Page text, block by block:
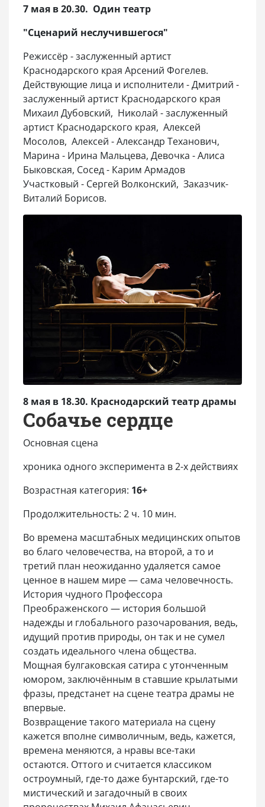
7 мая в 20.30. Один театр
"Сценарий неслучившегося"
Режиссёр - заслуженный артист
Краснодарского края Арсений Фогелев.
Действующие лица и исполнители - Дмитрий -
заслуженный артист Краснодарского края
Михаил Дубовский, Николай - заслуженный
артист Краснодарского края, Алексей
Мосолов, Алексей - Александр Теханович,
Марина - Ирина Мальцева, Девочка - Алиса
Быковская, Сосед - Карим Армадов
Участковый - Сергей Волконский, Заказчик-
Виталий Борисов.
8 мая в 18.30. Краснодарский театр драмы
Собачье сердце
Основная сцена
хроника одного эксперимента в 2-х действиях
Возрастная категория: 16+
Продолжительность: 2 ч. 10 мин.
Во времена масштабных медицинских опытов
во благо человечества, на второй, а то и
третий план неожиданно удаляется самое
ценное в нашем мире — сама человечность.
История чудного Профессора
Преображенского — история большой
надежды и глобального разочарования, ведь,
идущий против природы, он так и не сумел
создать идеального члена общества.
Мощная булгаковская сатира с утонченным
юмором, заключённым в ставшие крылатыми
фразы, предстанет на сцене театра драмы не
впервые.
Возвращение такого материала на сцену
кажется вполне символичным, ведь, кажется,
времена меняются, а нравы все-таки
остаются. Оттого и считается классиком
остроумный, где-то даже бунтарский, где-то
мистический и загадочный в своих